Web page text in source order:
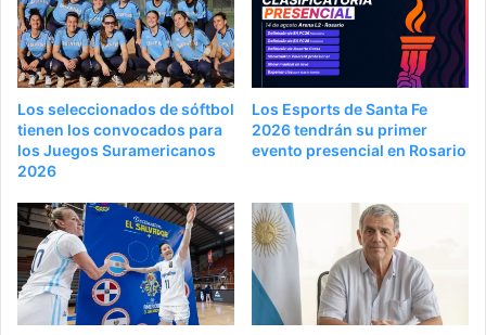
Los seleccionados de sóftbol
tienen los convocados para
los Juegos Suramericanos
2026
Los Esports de Santa Fe
2026 tendrán su primer
evento presencial en Rosario